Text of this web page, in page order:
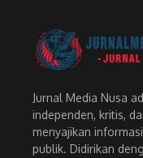
Jurnal Media Nusa
independen, kritis,
menyajikan
publik. Didirikan